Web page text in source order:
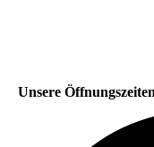
Unsere Öffnungszeiten